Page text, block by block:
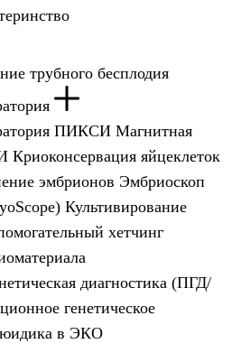
трубного бесплодия
ПИКСИ Магнитная
Криоконсервация яйцеклеток
эмбрионов Эмбриоскоп
Культивирование
хетчинг
диагностика (ПГД/
генетическое
в ЭКО